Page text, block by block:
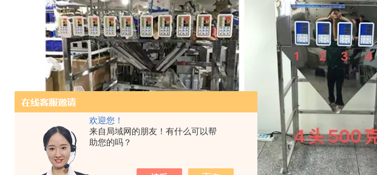
欢迎您！
来自局域网的朋友！有什么可以帮
助您的吗？